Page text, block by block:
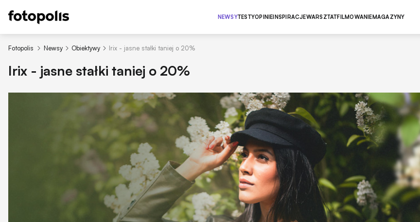
NEWSYTESTYOPINIEINSPIRACJEWARSZTATFILMOWANIEMAGAZYNY
Fotopolis Newsy Obiektywy Irix - jasne stałki taniej o 20%
Irix - jasne stałki taniej o 20%